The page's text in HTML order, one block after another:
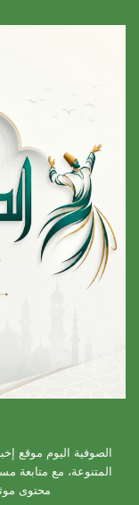
الصوفية اليوم موقع
المتنوعة، مع متابعة
محتوى